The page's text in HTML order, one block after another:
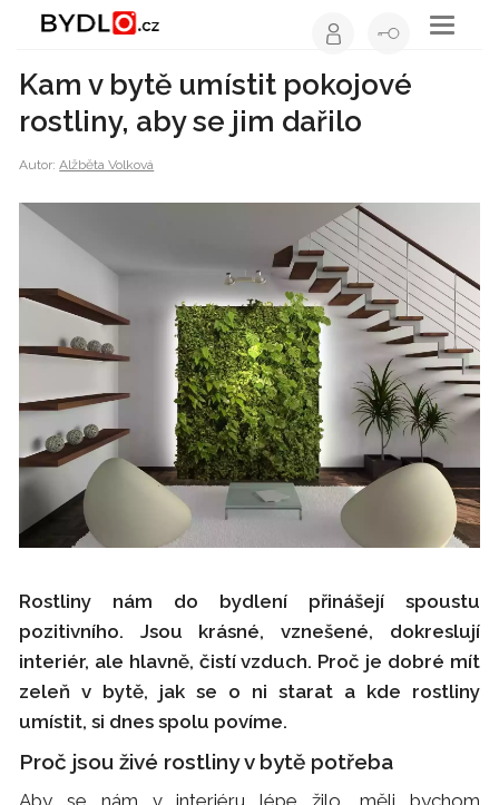
Toggle
Kam v bytě umístit pokojové
rostliny, aby se jim dařilo
Autor:Alžběta Volková
Rostliny nám do bydlení přinášejí spoustu
pozitivního. Jsou krásné, vznešené, dokreslují
interiér, ale hlavně, čistí vzduch. Proč je dobré mít
zeleň v bytě, jak se o ni starat a kde rostliny
umístit, si dnes spolu povíme.
Proč jsou živé rostliny v bytě potřeba